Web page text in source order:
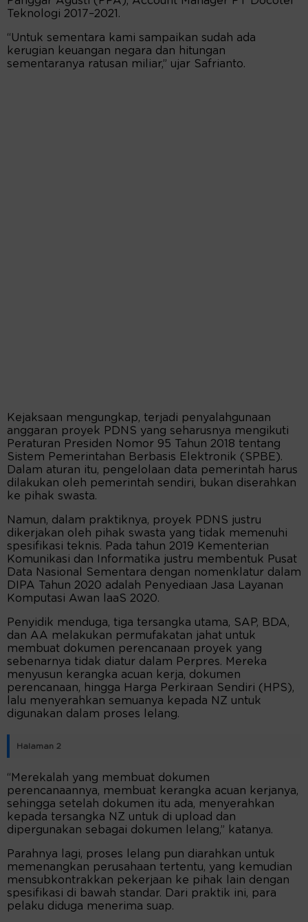
Teknologi 2017–2021.
“Untuk sementara kami sampaikan sudah ada
kerugian keuangan negara dan hitungan
sementaranya ratusan miliar,” ujar Safrianto.
Kejaksaan mengungkap, terjadi penyalahgunaan
anggaran proyek PDNS yang seharusnya mengikuti
Peraturan Presiden Nomor 95 Tahun 2018 tentang
Sistem Pemerintahan Berbasis Elektronik (SPBE).
Dalam aturan itu, pengelolaan data pemerintah harus
dilakukan oleh pemerintah sendiri, bukan diserahkan
ke pihak swasta.
Namun, dalam praktiknya, proyek PDNS justru
dikerjakan oleh pihak swasta yang tidak memenuhi
spesifikasi teknis. Pada tahun 2019 Kementerian
Komunikasi dan Informatika justru membentuk Pusat
Data Nasional Sementara dengan nomenklatur dalam
DIPA Tahun 2020 adalah Penyediaan Jasa Layanan
Komputasi Awan laaS 2020.
Penyidik menduga, tiga tersangka utama, SAP, BDA,
dan AA melakukan permufakatan jahat untuk
membuat dokumen perencanaan proyek yang
sebenarnya tidak diatur dalam Perpres. Mereka
menyusun kerangka acuan kerja, dokumen
perencanaan, hingga Harga Perkiraan Sendiri (HPS),
lalu menyerahkan semuanya kepada NZ untuk
digunakan dalam proses lelang.
Halaman 2
“Merekalah yang membuat dokumen
perencanaannya, membuat kerangka acuan kerjanya,
sehingga setelah dokumen itu ada, menyerahkan
kepada tersangka NZ untuk di upload dan
dipergunakan sebagai dokumen lelang,” katanya.
Parahnya lagi, proses lelang pun diarahkan untuk
memenangkan perusahaan tertentu, yang kemudian
mensubkontrakkan pekerjaan ke pihak lain dengan
spesifikasi di bawah standar. Dari praktik ini, para
pelaku diduga menerima suap.